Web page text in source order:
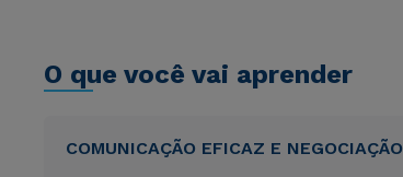
O que você vai aprender
COMUNICAÇÃO EFICAZ E NEGOCIAÇÃO